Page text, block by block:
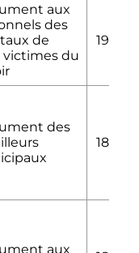
aux
des
de
victimes du
1903
des
1899
aux